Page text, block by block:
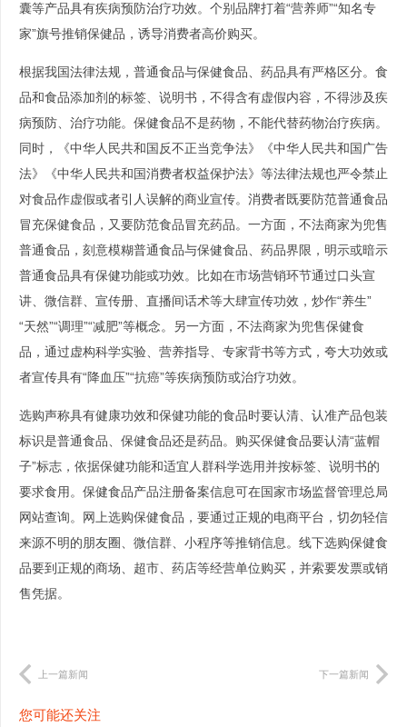
囊等产品具有疾病预防治疗功效。个别品牌打着“营养师”“知名专
家”旗号推销保健品，诱导消费者高价购买。
根据我国法律法规，普通食品与保健食品、药品具有严格区分。食
品和食品添加剂的标签、说明书，不得含有虚假内容，不得涉及疾
病预防、治疗功能。保健食品不是药物，不能代替药物治疗疾病。
同时，《中华人民共和国反不正当竞争法》《中华人民共和国广告
法》《中华人民共和国消费者权益保护法》等法律法规也严令禁止
对食品作虚假或者引人误解的商业宣传。消费者既要防范普通食品
冒充保健食品，又要防范食品冒充药品。一方面，不法商家为兜售
普通食品，刻意模糊普通食品与保健食品、药品界限，明示或暗示
普通食品具有保健功能或功效。比如在市场营销环节通过口头宣
讲、微信群、宣传册、直播间话术等大肆宣传功效，炒作“养生”
“天然”“调理”“减肥”等概念。另一方面，不法商家为兜售保健食
品，通过虚构科学实验、营养指导、专家背书等方式，夸大功效或
者宣传具有“降血压”“抗癌”等疾病预防或治疗功效。
选购声称具有健康功效和保健功能的食品时要认清、认准产品包装
标识是普通食品、保健食品还是药品。购买保健食品要认清“蓝帽
子”标志，依据保健功能和适宜人群科学选用并按标签、说明书的
要求食用。保健食品产品注册备案信息可在国家市场监督管理总局
网站查询。网上选购保健食品，要通过正规的电商平台，切勿轻信
来源不明的朋友圈、微信群、小程序等推销信息。线下选购保健食
品要到正规的商场、超市、药店等经营单位购买，并索要发票或销
售凭据。
上一篇新闻 下一篇新闻
您可能还关注